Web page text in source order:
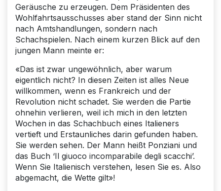
Geräusche zu erzeugen. Dem Präsidenten des
Wohlfahrtsausschusses aber stand der Sinn nicht
nach Amtshandlungen, sondern nach
Schachspielen. Nach einem kurzen Blick auf den
jungen Mann meinte er:
«Das ist zwar ungewöhnlich, aber warum
eigentlich nicht? In diesen Zeiten ist alles Neue
willkommen, wenn es Frankreich und der
Revolution nicht schadet. Sie werden die Partie
ohnehin verlieren, weil ich mich in den letzten
Wochen in das Schachbuch eines Italieners
vertieft und Erstaunliches darin gefunden haben.
Sie werden sehen. Der Mann heißt Ponziani und
das Buch ‘Il giuoco incomparabile degli scacchi’.
Wenn Sie Italienisch verstehen, lesen Sie es. Also
abgemacht, die Wette gilt»!